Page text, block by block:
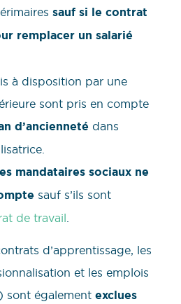
sauf si le contrat
remplacer un salarié
à disposition par une
sont pris en compte
d’ancienneté dans
mandataires sociaux ne
sauf s’ils sont
de travail
d’apprentissage, les
et les emplois
sont également exclues